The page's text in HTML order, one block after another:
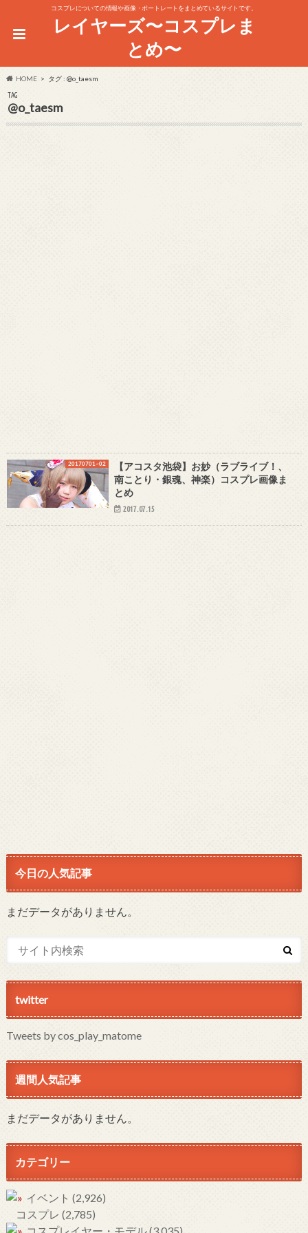
コスプレについての情報や画像・ポートレートをまとめているサイトです。
レイヤーズ〜コスプレま
とめ〜
HOME タグ : @o_taesm
TAG
@o_taesm
20170701~02
【アコスタ池袋】お妙（ラブライブ！、
南ことり・銀魂、神楽）コスプレ画像ま
とめ
2017.07.15
今日の人気記事
まだデータがありません。
twitter
Tweets by cos_play_matome
週間人気記事
まだデータがありません。
カテゴリー
イベント (2,926)
コスプレ (2,785)